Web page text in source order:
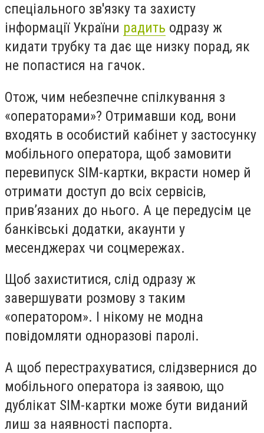
спеціального зв'язку та захисту
інформації України радить одразу ж
кидати трубку та дає ще низку порад, як
не попастися на гачок.
Отож, чим небезпечне спілкування з
«операторами»? Отримавши код, вони
входять в особистий кабінет у застосунку
мобільного оператора, щоб замовити
перевипуск SIM-картки, вкрасти номер й
отримати доступ до всіх сервісів,
прив’язаних до нього. А це передусім це
банківські додатки, акаунти у
месенджерах чи соцмережах.
Щоб захиститися, слід одразу ж
завершувати розмову з таким
«оператором». І нікому не модна
повідомляти одноразові паролі.
А щоб перестрахуватися, слідзвернися до
мобільного оператора із заявою, що
дублікат SIM-картки може бути виданий
лиш за наявності паспорта.